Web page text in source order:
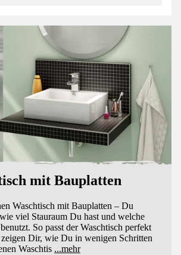
mit Bauplatten
Waschtisch mit Bauplatten – Du
viel Stauraum Du hast und welche
So passt der Waschtisch perfekt
Dir, wie Du in wenigen Schritten
Waschtis ...mehr